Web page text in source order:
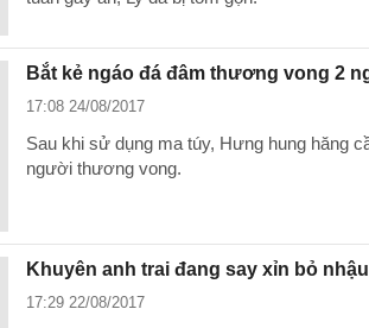
Bắt kẻ ngáo đá đâm thương vong 2
17:08 24/08/2017
Sau khi sử dụng ma túy, Hưng hung hăng
người thương vong.
Khuyên anh trai đang say xỉn bỏ
17:29 22/08/2017